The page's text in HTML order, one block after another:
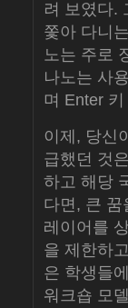
려 보였다.
쫓아 다니
노는 주로
나노는 사
며 Enter
이제, 당신
급했던 것
하고 해당
다면, 큰
레이어를
을 제한하
은 학생들
워크숍 모